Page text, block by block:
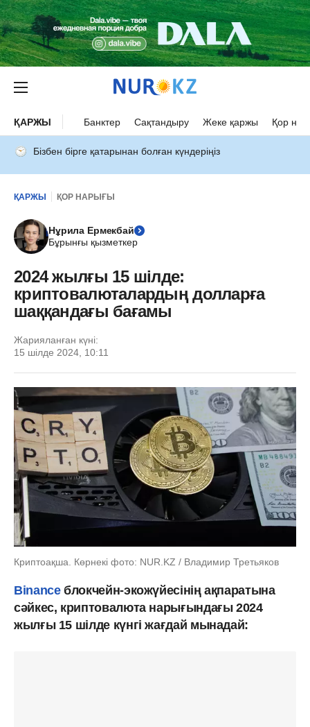
ҚАРЖЫ Банктер Сақтандыру Жеке қаржы Қор
Бізбен бірге қатарынан болған күндеріңіз
ҚАРЖЫ ҚОР НАРЫҒЫ
Нұрила Ермекбай
Бұрынғы қызметкер
2024 жылғы 15 шілде:
криптовалюталардың долларға
шаққандағы бағамы
Жарияланған күні:
15 шілде 2024, 10:11
Криптоақша. Көрнекі фото: NUR.KZ / Владимир Третьяков
Binanceблокчейн-экожүйесінің ақпаратына
сәйкес, криптовалюта нарығындағы 2024
жылғы 15 шілде күнгі жағдай мынадай: